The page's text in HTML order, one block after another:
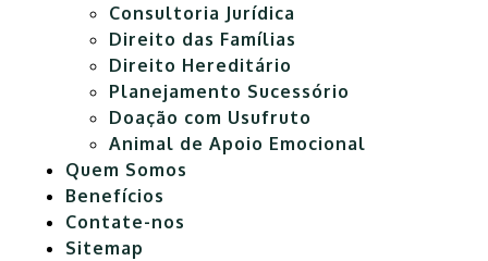
Consultoria Jurídica
Direito das Famílias
Direito Hereditário
Planejamento Sucessório
Doação com Usufruto
Animal de Apoio Emocional
Quem Somos
Benefícios
Contate-nos
Sitemap